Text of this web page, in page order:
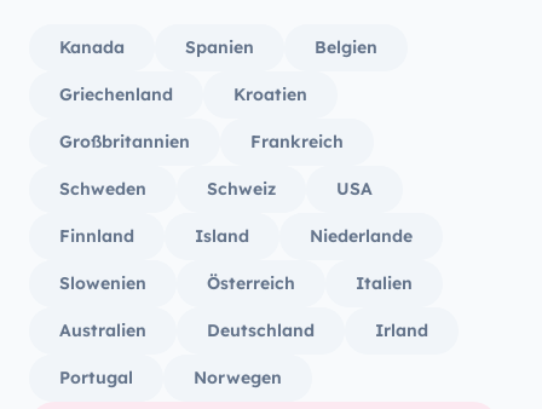
Kanada Spanien Belgien
Griechenland Kroatien
Großbritannien Frankreich
Schweden Schweiz USA
Finnland Island Niederlande
Slowenien Österreich Italien
Australien Deutschland Irland
Portugal Norwegen